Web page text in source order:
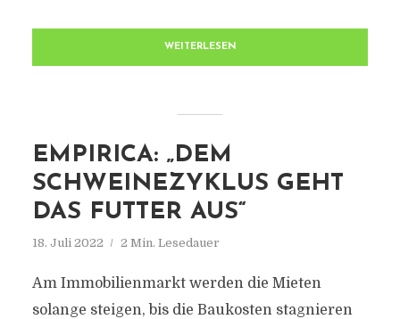
WEITERLESEN
EMPIRICA: „DEM
SCHWEINEZYKLUS GEHT
DAS FUTTER AUS“
18. Juli 2022 2 Min. Lesedauer
Am Immobilienmarkt werden die Mieten
solange steigen, bis die Baukosten stagnieren